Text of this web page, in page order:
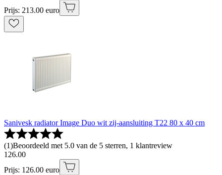
Prijs: 213.00 euro
Sanivesk radiator Image Duo wit zij-aansluiting T22 80 x 40 cm
(1)Beoordeeld met 5.0 van de 5 sterren, 1 klantreview
126.00
Prijs: 126.00 euro